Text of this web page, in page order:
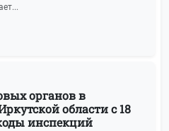
органов в
области с 18
инспекций